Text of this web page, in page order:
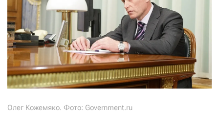
Олег Кожемяко. Фото: Government.ru